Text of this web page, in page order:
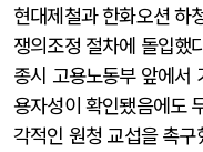
현대제철과 한화오션 하
쟁의조정 절차에 돌입했
종시 고용노동부 앞에서
용자성이 확인됐음에도
각적인 원청 교섭을 촉구